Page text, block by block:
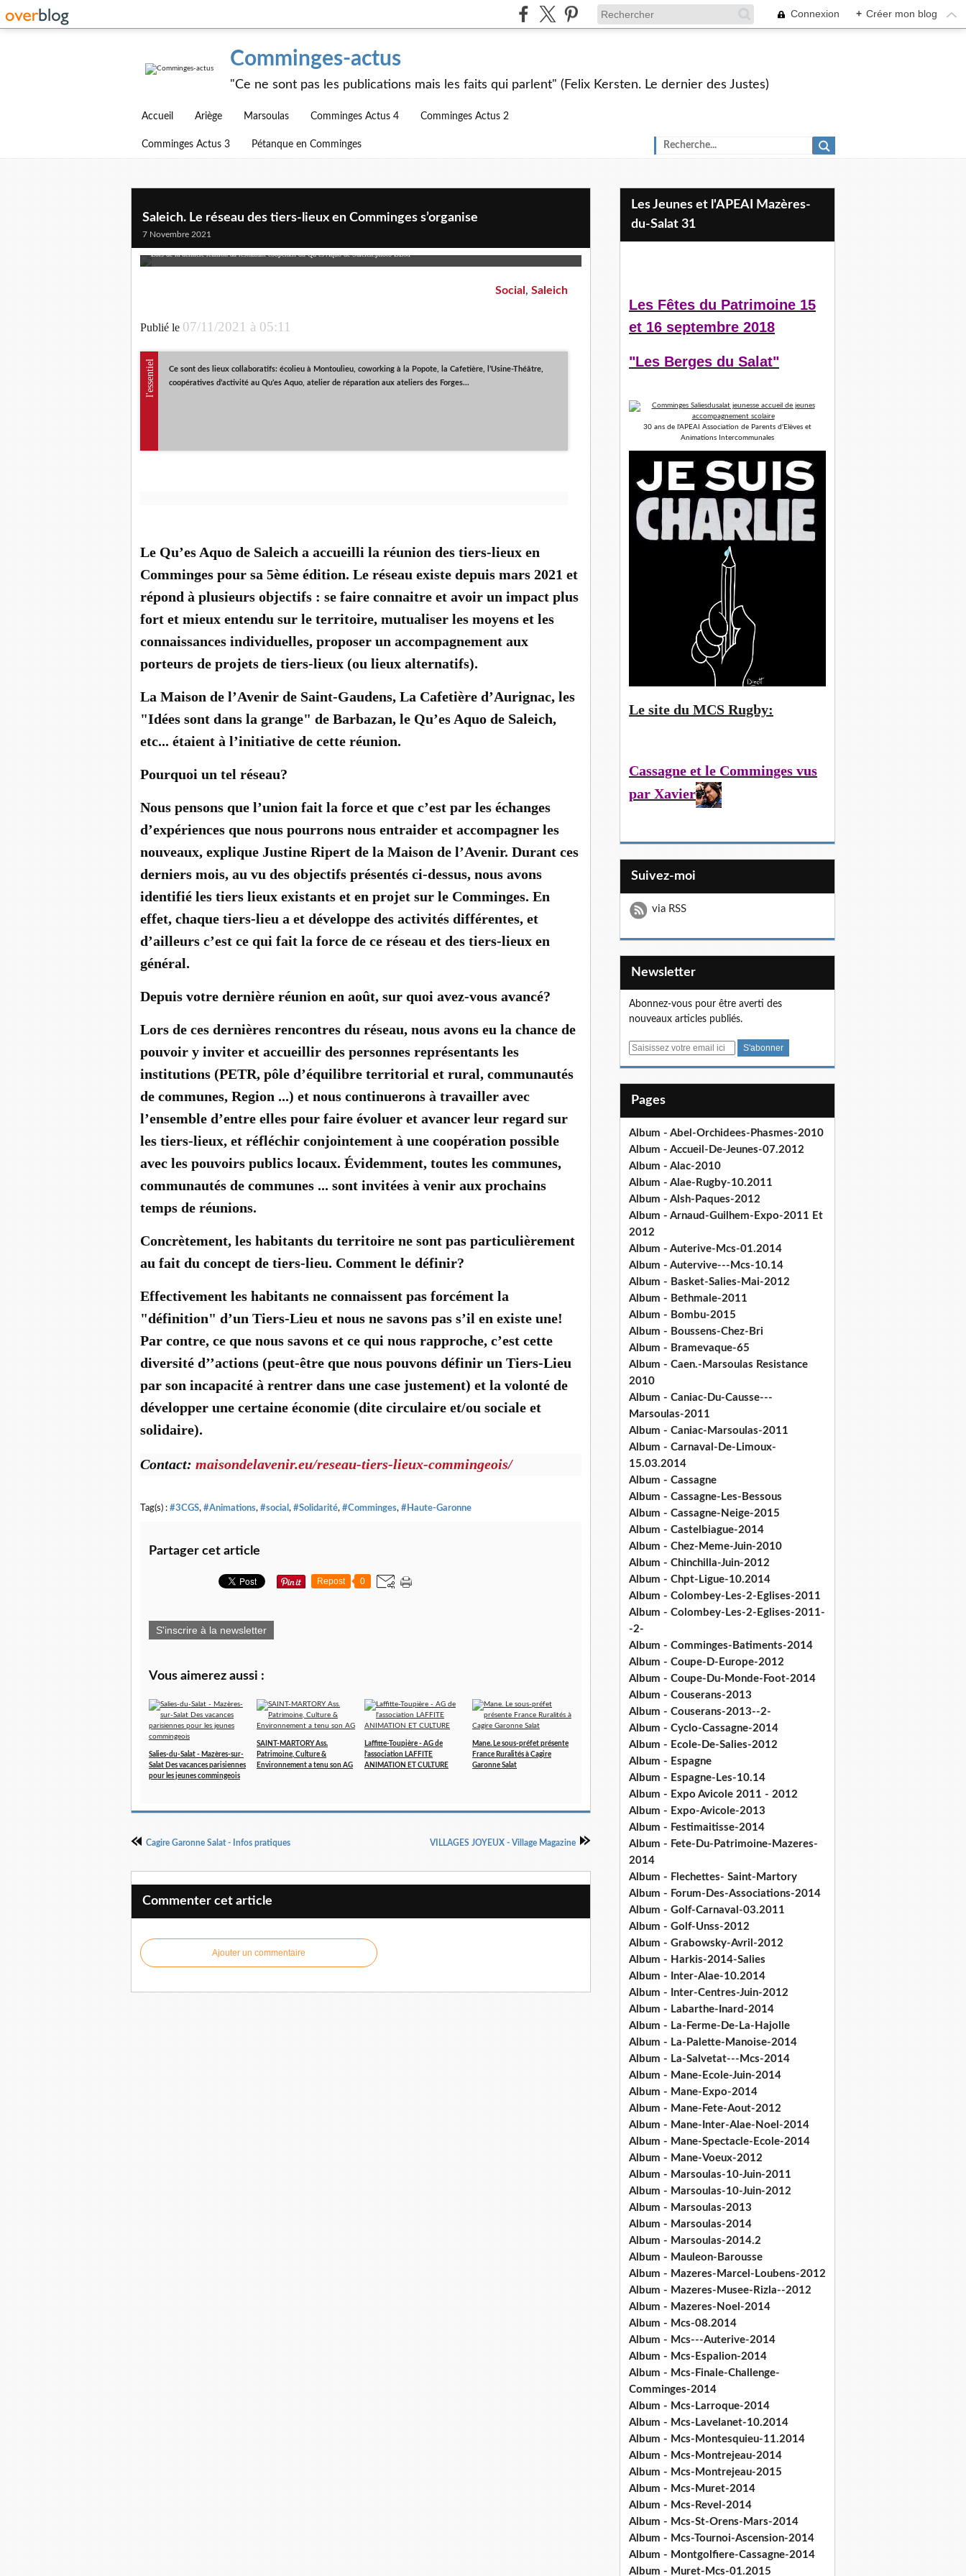
Connexion + Créer mon blog
Comminges-actus
"Ce ne sont pas les publications mais les faits qui parlent" (Felix Kersten. Le dernier des Justes)
Accueil Ariège Marsoulas Comminges Actus 4 Comminges Actus 2
Comminges Actus 3 Pétanque en Comminges
Saleich. Le réseau des tiers-lieux en Comminges s’organise
7 Novembre 2021
Lors de la dernière réunion au restaurant coopératif du Qu’es Aquo de Saleich.photo DDM
Social , Saleich
Publié le 07/11/2021 à 05:11
l'essentiel
Ce sont des lieux collaboratifs: écolieu à Montoulieu, coworking à la Popote, la Cafetière, l’Usine-Théâtre,
coopératives d’activité au Qu’es Aquo, atelier de réparation aux ateliers des Forges...
Le Qu’es Aquo de Saleich a accueilli la réunion des tiers-lieux en
Comminges pour sa 5ème édition. Le réseau existe depuis mars 2021 et
répond à plusieurs objectifs : se faire connaitre et avoir un impact plus
fort et mieux entendu sur le territoire, mutualiser les moyens et les
connaissances individuelles, proposer un accompagnement aux
porteurs de projets de tiers-lieux (ou lieux alternatifs).
La Maison de l’Avenir de Saint-Gaudens, La Cafetière d’Aurignac, les
"Idées sont dans la grange" de Barbazan, le Qu’es Aquo de Saleich,
etc... étaient à l’initiative de cette réunion.
Pourquoi un tel réseau?
Nous pensons que l’union fait la force et que c’est par les échanges
d’expériences que nous pourrons nous entraider et accompagner les
nouveaux, explique Justine Ripert de la Maison de l’Avenir. Durant ces
derniers mois, au vu des objectifs présentés ci-dessus, nous avons
identifié les tiers lieux existants et en projet sur le Comminges. En
effet, chaque tiers-lieu a et développe des activités différentes, et
d’ailleurs c’est ce qui fait la force de ce réseau et des tiers-lieux en
général.
Depuis votre dernière réunion en août, sur quoi avez-vous avancé?
Lors de ces dernières rencontres du réseau, nous avons eu la chance de
pouvoir y inviter et accueillir des personnes représentants les
institutions (PETR, pôle d’équilibre territorial et rural, communautés
de communes, Region ...) et nous continuerons à travailler avec
l’ensemble d’entre elles pour faire évoluer et avancer leur regard sur
les tiers-lieux, et réfléchir conjointement à une coopération possible
avec les pouvoirs publics locaux. Évidemment, toutes les communes,
communautés de communes ... sont invitées à venir aux prochains
temps de réunions.
Concrètement, les habitants du territoire ne sont pas particulièrement
au fait du concept de tiers-lieu. Comment le définir?
Effectivement les habitants ne connaissent pas forcément la
"définition" d’un Tiers-Lieu et nous ne savons pas s’il en existe une!
Par contre, ce que nous savons et ce qui nous rapproche, c’est cette
diversité d’’actions (peut-être que nous pouvons définir un Tiers-Lieu
par son incapacité à rentrer dans une case justement) et la volonté de
développer une certaine économie (dite circulaire et/ou sociale et
solidaire).
Contact: maisondelavenir.eu/reseau-tiers-lieux-commingeois/
Tag(s) : #3CGS, #Animations, #social , #Solidarité, #Comminges, #Haute-Garonne
Partager cet article
Repost 0
S'inscrire à la newsletter
Vous aimerez aussi :
Salies-du-Salat - Mazères-sur-
Salat Des vacances parisiennes
pour les jeunes commingeois
SAINT-MARTORY Ass.
Patrimoine, Culture &
Environnement a tenu son AG
Laffitte-Toupière - AG de
l'association LAFFITE
ANIMATION ET CULTURE
Mane. Le sous-préfet présente
France Ruralités à Cagire
Garonne Salat
Cagire Garonne Salat - Infos pratiques VILLAGES JOYEUX - Village Magazine
Commenter cet article
Ajouter un commentaire
Les Jeunes et l'APEAI Mazères-
du-Salat 31
Les Fêtes du Patrimoine 15
et 16 septembre 2018
"Les Berges du Salat"
30 ans de l'APEAI Association de Parents d'Elèves et
Animations Intercommunales
Le site du MCS Rugby:
Cassagne et le Comminges vus
par Xavier
Suivez-moi
via RSS
Newsletter
Abonnez-vous pour être averti des
nouveaux articles publiés.
E
Pages
Album - Abel-Orchidees-Phasmes-2010
Album - Accueil-De-Jeunes-07.2012
Album - Alac-2010
Album - Alae-Rugby-10.2011
Album - Alsh-Paques-2012
Album - Arnaud-Guilhem-Expo-2011 Et
2012
Album - Auterive-Mcs-01.2014
Album - Autervive---Mcs-10.14
Album - Basket-Salies-Mai-2012
Album - Bethmale-2011
Album - Bombu-2015
Album - Boussens-Chez-Bri
Album - Bramevaque-65
Album - Caen.-Marsoulas Resistance
2010
Album - Caniac-Du-Causse---
Marsoulas-2011
Album - Caniac-Marsoulas-2011
Album - Carnaval-De-Limoux-
15.03.2014
Album - Cassagne
Album - Cassagne-Les-Bessous
Album - Cassagne-Neige-2015
Album - Castelbiague-2014
Album - Chez-Meme-Juin-2010
Album - Chinchilla-Juin-2012
Album - Chpt-Ligue-10.2014
Album - Colombey-Les-2-Eglises-2011
Album - Colombey-Les-2-Eglises-2011-
-2-
Album - Comminges-Batiments-2014
Album - Coupe-D-Europe-2012
Album - Coupe-Du-Monde-Foot-2014
Album - Couserans-2013
Album - Couserans-2013--2-
Album - Cyclo-Cassagne-2014
Album - Ecole-De-Salies-2012
Album - Espagne
Album - Espagne-Les-10.14
Album - Expo Avicole 2011 - 2012
Album - Expo-Avicole-2013
Album - Festimaitisse-2014
Album - Fete-Du-Patrimoine-Mazeres-
2014
Album - Flechettes- Saint-Martory
Album - Forum-Des-Associations-2014
Album - Golf-Carnaval-03.2011
Album - Golf-Unss-2012
Album - Grabowsky-Avril-2012
Album - Harkis-2014-Salies
Album - Inter-Alae-10.2014
Album - Inter-Centres-Juin-2012
Album - Labarthe-Inard-2014
Album - La-Ferme-De-La-Hajolle
Album - La-Palette-Manoise-2014
Album - La-Salvetat---Mcs-2014
Album - Mane-Ecole-Juin-2014
Album - Mane-Expo-2014
Album - Mane-Fete-Aout-2012
Album - Mane-Inter-Alae-Noel-2014
Album - Mane-Spectacle-Ecole-2014
Album - Mane-Voeux-2012
Album - Marsoulas-10-Juin-2011
Album - Marsoulas-10-Juin-2012
Album - Marsoulas-2013
Album - Marsoulas-2014
Album - Marsoulas-2014.2
Album - Mauleon-Barousse
Album - Mazeres-Marcel-Loubens-2012
Album - Mazeres-Musee-Rizla--2012
Album - Mazeres-Noel-2014
Album - Mcs-08.2014
Album - Mcs---Auterive-2014
Album - Mcs-Espalion-2014
Album - Mcs-Finale-Challenge-
Comminges-2014
Album - Mcs-Larroque-2014
Album - Mcs-Lavelanet-10.2014
Album - Mcs-Montesquieu-11.2014
Album - Mcs-Montrejeau-2014
Album - Mcs-Montrejeau-2015
Album - Mcs-Muret-2014
Album - Mcs-Revel-2014
Album - Mcs-St-Orens-Mars-2014
Album - Mcs-Tournoi-Ascension-2014
Album - Montgolfiere-Cassagne-2014
Album - Muret-Mcs-01.2015